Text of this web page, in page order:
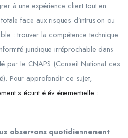
à une expérience client tout en
face aux risques d’intrusion ou
: trouver la compétence technique
juridique irréprochable dans
par le CNAPS (Conseil National des
Pour approfondir ce sujet,
s écurit é év énementielle :
observons quotidiennement